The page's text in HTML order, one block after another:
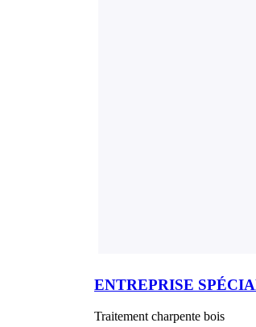
ENTREPRISE
Traitement charpente bois